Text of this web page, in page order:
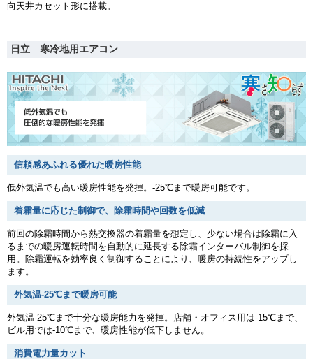
向天井カセット形に搭載。
日立 寒冷地用エアコン
信頼感あふれる優れた暖房性能
低外気温でも高い暖房性能を発揮。-25℃まで暖房可能です。
着霜量に応じた制御で、除霜時間や回数を低減
前回の除霜時間から熱交換器の着霜量を想定し、少ない場合は除霜に入
るまでの暖房運転時間を自動的に延長する除霜インターバル制御を採
用。除霜運転を効率良く制御することにより、暖房の持続性をアップし
ます。
外気温-25℃まで暖房可能
外気温-25℃まで十分な暖房能力を発揮。店舗・オフィス用は-15℃まで、
ビル用では-10℃まで、暖房性能が低下しません。
消費電力量カット